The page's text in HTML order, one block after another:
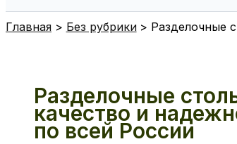
Главная Без рубрики Разделочные
Разделочные
качество и
по всей России